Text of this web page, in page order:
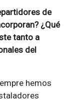
de
¿Qué
tanto a
del
hemos